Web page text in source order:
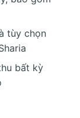
tùy chọn
bất kỳ